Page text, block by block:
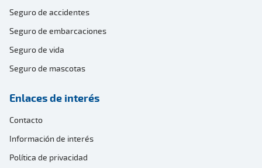
Seguro de accidentes
Seguro de embarcaciones
Seguro de vida
Seguro de mascotas
Enlaces de interés
Contacto
Información de interés
Política de privacidad